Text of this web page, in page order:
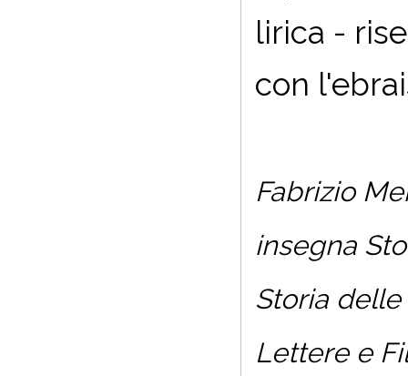
lirica -
con
Fabrizio
insegna
Storia
Lettere e